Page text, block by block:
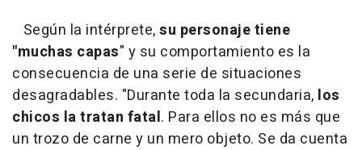
Según la intérprete,su personaje tiene
"muchas capas" y su comportamiento es la
consecuencia de una serie de situaciones
desagradables. "Durante toda la secundaria, los
chicos la tratan fatal. Para ellos no es más que
un trozo de carne y un mero objeto. Se da cuenta